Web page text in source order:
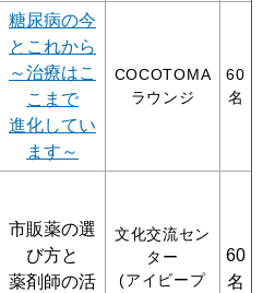
糖尿病の今
とこれから
～治療はこ
こまで
進化してい
ます～
COCOTOMA
ラウンジ
60
名
市販薬の選
び方と
薬剤師の活
文化交流セン
ター
(アイビープ
60
名